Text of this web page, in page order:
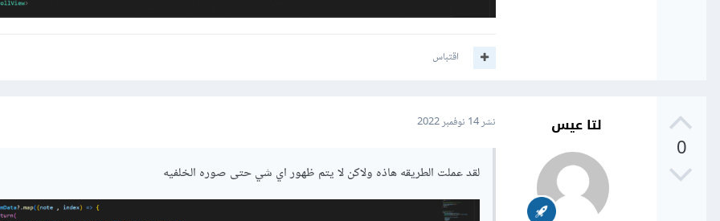
اقتباس
0
لتا عيس نشر14 نوفمبر 2022
لقد عملت الطريقه هاذه ولاكن لا يتم ظهور اي شي حتى صوره الخلفيه